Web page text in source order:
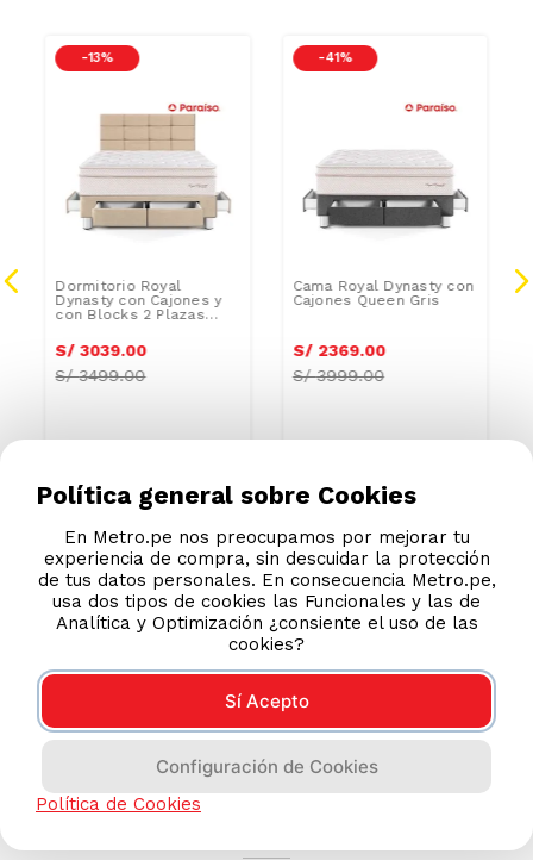
-13 %
Dormitorio Royal
Dynasty con Cajones y
con Blocks 2 Plazas
S/ 3039.00
S/3499.00
-41 %
Cama Royal Dynasty con
Cajones Queen Gris
S/ 2369.00
S/3999.00
Política general sobre Cookies
En Metro.pe nos preocupamos por mejorar tu
experiencia de compra, sin descuidar la protección
de tus datos personales. En consecuencia Metro.pe,
usa dos tipos de cookies las Funcionales y las de
Analítica y Optimización ¿consiente el uso de las
cookies?
Sí Acepto
Configuración de Cookies
Política de Cookies